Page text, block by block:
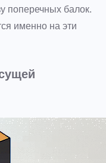
поперечных балок.
именно на эти